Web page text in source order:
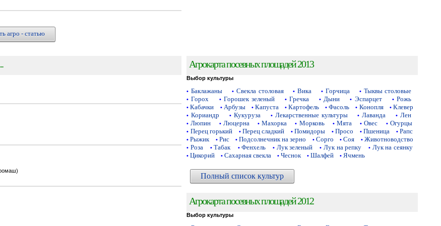
агро - статью
Агрокарта посевных площадей 2013
Выбор культуры
• Баклажаны • Свекла столовая • Вика • Горчица • Тыквы столовые
• Горох • Горошек зеленый • Гречка • Дыни • Эспарцет • Рожь
• Кабачки • Арбузы • Капуста • Картофель • Фасоль • Конопля • Клевер
• Кориандр • Кукуруза • Лекарственные культуры • Лаванда • Лен
• Люпин • Люцерна • Махорка • Морковь • Мята • Овес • Огурцы
• Перец горький • Перец сладкий • Помидоры • Просо • Пшеница • Рапс
• Рыжик • Рис • Подсолнечник на зерно • Сорго • Соя • Животноводство
• Роза • Табак • Фенхель • Лук зеленый • Лук на репку • Лук на сеянку
• Цикорий • Сахарная свекла • Чеснок • Шалфей • Ячмень
Полный список культур
Агрокарта посевных площадей 2012
Выбор культуры